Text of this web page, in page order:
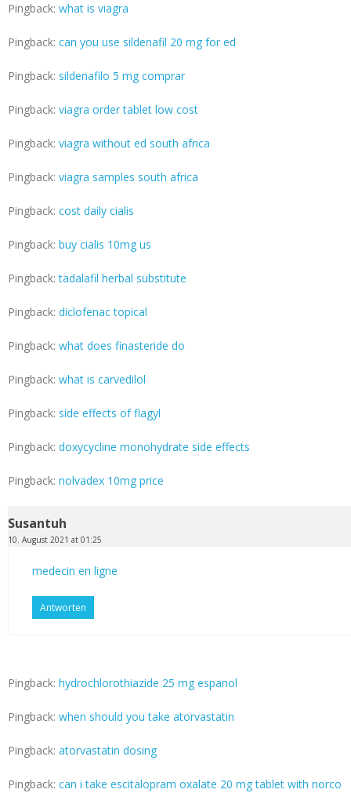
Pingback: what is viagra
Pingback: can you use sildenafil 20 mg for ed
Pingback: sildenafilo 5 mg comprar
Pingback: viagra order tablet low cost
Pingback: viagra without ed south africa
Pingback: viagra samples south africa
Pingback: cost daily cialis
Pingback: buy cialis 10mg us
Pingback:tadalafil herbal substitute
Pingback: diclofenac topical
Pingback: what does finasteride do
Pingback: what is carvedilol
Pingback: side effects of flagyl
Pingback: doxycycline monohydrate side effects
Pingback: nolvadex 10mg price
Susantuh
10. August 2021 at 01:25
medecin en ligne
Antworten
Pingback: hydrochlorothiazide 25 mg espanol
Pingback: when should you take atorvastatin
Pingback: atorvastatin dosing
Pingback: can i take escitalopram oxalate 20 mg tablet with norco